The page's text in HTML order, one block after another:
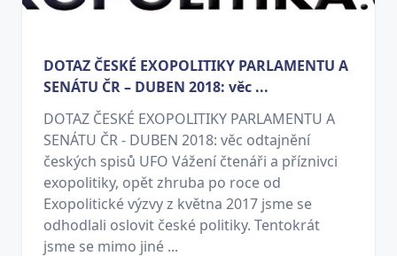
DOTAZ ČESKÉ EXOPOLITIKY PARLAMENTU A
SENÁTU ČR – DUBEN 2018: věc ...
DOTAZ ČESKÉ EXOPOLITIKY PARLAMENTU A
SENÁTU ČR - DUBEN 2018: věc odtajnění
českých spisů UFO Vážení čtenáři a příznivci
exopolitiky, opět zhruba po roce od
Exopolitické výzvy z května 2017 jsme se
odhodlali oslovit české politiky. Tentokrát
jsme se mimo jiné ...